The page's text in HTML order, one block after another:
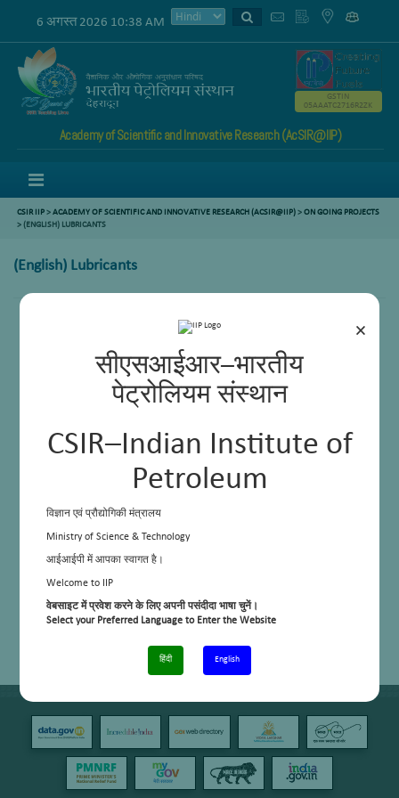
×
सीएसआईआर–भारतीय
पेट्रोलियम संस्थान
CSIR–Indian Institute of
Petroleum
विज्ञान एवं प्रौद्योगिकी मंत्रालय
Ministry of Science & Technology
आईआईपी में आपका स्वागत है।
Welcome to IIP
वेबसाइट में प्रवेश करने के लिए अपनी पसंदीदा भाषा चुनें।
Select your Preferred Language to Enter the Website
हिंदी English
6 अगस्त 2026 10:38 AM
Academy of Scientific and Innovative Research (AcSIR@IIP)
GSTIN
05AAATC2716R2ZK
CSIR IIP>ACADEMY OF SCIENTIFIC AND INNOVATIVE RESEARCH (ACSIR@IIP)>ON GOING PROJECTS
> (ENGLISH) LUBRICANTS
(English) Lubricants